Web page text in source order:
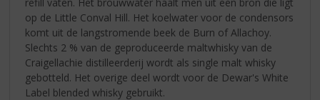
op de Little Conval Hill. Het koelwater voor de condensors
komt uit de langstromende beek de Burn of Allachoy.
Slechts 2 % van de geproduceerde maltwhisky van de
Craigellachie distilleerderij wordt als single malt whisky
gebotteld. Het overige deel wordt voor de Dewar's White
Label blended whisky gebruikt.